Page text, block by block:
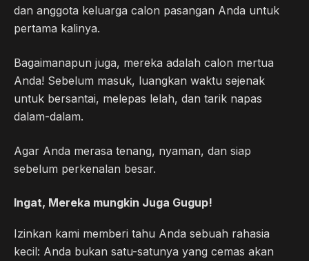
dan anggota keluarga calon pasangan Anda untuk
pertama kalinya.
Bagaimanapun juga, mereka adalah calon mertua
Anda! Sebelum masuk, luangkan waktu sejenak
untuk bersantai, melepas lelah, dan tarik napas
dalam-dalam.
Agar Anda merasa tenang, nyaman, dan siap
sebelum perkenalan besar.
Ingat, Mereka mungkin Juga Gugup!
Izinkan kami memberi tahu Anda sebuah rahasia
kecil: Anda bukan satu-satunya yang cemas akan